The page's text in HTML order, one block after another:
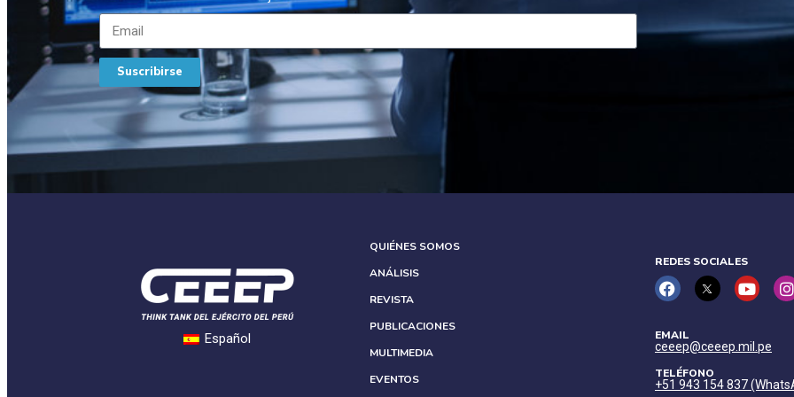
Suscribirse
Español
QUIÉNES SOMOS
ANÁLISIS
REVISTA
PUBLICACIONES
MULTIMEDIA
EVENTOS
REDES SOCIALES
EMAIL
ceeep@ceeep.mil.pe
TELÉFONO
+51 943 154 837